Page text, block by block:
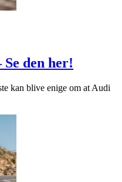
den her!
kan blive enige om at Audi